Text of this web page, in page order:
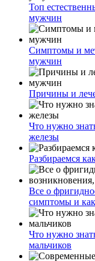
Топ
мужчин
Симптомы и
мужчин
Причины и
Что нужно
железы
Разбираемся
Все о
симптомы и
Что нужно
мальчиков